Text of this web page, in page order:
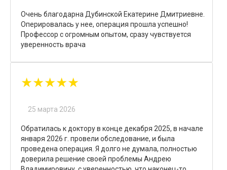
Очень благодарна Дубинской Екатерине Дмитриевне.
Оперировалась у нее, операция прошла успешно!
Профессор с огромным опытом, сразу чувствуется
уверенность врача
★★★★★
25 марта 2026
Обратилась к доктору в конце декабря 2025, в начале
января 2026 г. провели обследование, и была
проведена операция. Я долго не думала, полностью
доверила решение своей проблемы Андрею